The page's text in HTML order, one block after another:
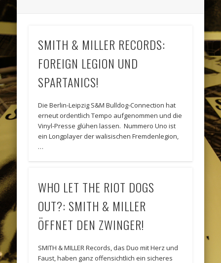
SMITH & MILLER RECORDS:
FOREIGN LEGION UND
SPARTANICS!
Die Berlin-Leipzig S&M Bulldog-Connection hat
erneut ordentlich Tempo aufgenommen und die
Vinyl-Presse glühen lassen. Nummero Uno ist
ein Longplayer der walisischen Fremdenlegion,
…
WHO LET THE RIOT DOGS
OUT?: SMITH & MILLER
ÖFFNET DEN ZWINGER!
SMITH & MILLER Records, das Duo mit Herz und
Faust, haben ganz offensichtlich ein sicheres